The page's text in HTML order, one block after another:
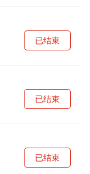
已结束
已结束
已结束